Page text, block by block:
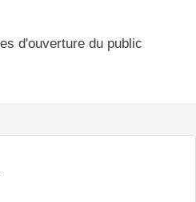
d'ouverture du public